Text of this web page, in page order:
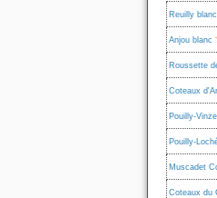
Reuilly blanc
Anjou blanc
Roussette
Coteaux
Pouilly-
Pouilly-
Muscadet
Coteaux du